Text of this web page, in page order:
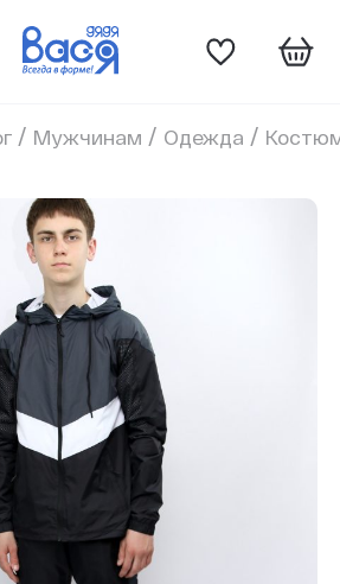
/ Мужчинам / Одежда /